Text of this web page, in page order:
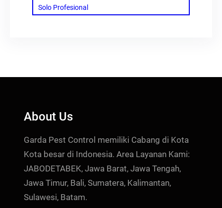
Solo Profesional
About Us
Garda Pest Control memiliki Cabang di Kota
Kota besar di Indonesia. Area Layanan Kami:
JABODETABEK, Jawa Barat, Jawa Tengah,
Jawa Timur, Bali, Sumatera, Kalimantan,
Sulawesi, Batam.